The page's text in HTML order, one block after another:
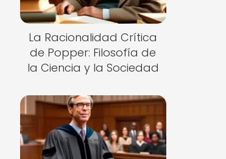
La Racionalidad Crítica
de Popper: Filosofía de
la Ciencia y la Sociedad